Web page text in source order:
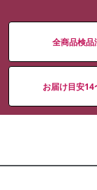
全商品検品
お届け目安14